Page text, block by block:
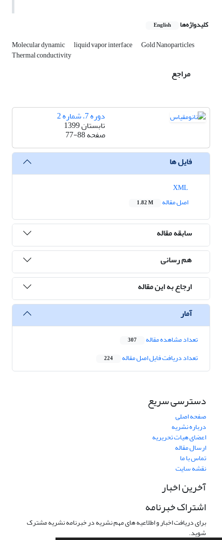
کلیدواژه‌ها English
Molecular dynamic liquid vapor interface Gold Nanoparticles
Thermal conductivity
مراجع
دوره 7، شماره 2
تابستان 1399
صفحه77-88
فایل ها
اصل مقاله
1.82 M
سابقه مقاله
هم رسانی
ارجاع به این مقاله
آمار
تعداد مشاهده مقاله 307
تعداد دریافت فایل اصل مقاله 224
دسترسی سریع
صفحه اصلی
درباره نشریه
اعضای هیات تحریریه
ارسال مقاله
تماس با ما
نقشه سایت
آخرین اخبار
اشتراک خبرنامه
برای دریافت اخبار و اطلاعیه های مهم نشریه در خبرنامه نشریه مشترک
شوید.